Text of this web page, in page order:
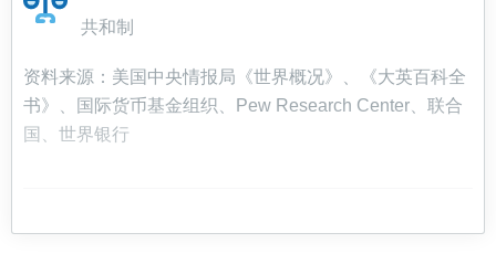
共和制
资料来源：美国中央情报局《世界概况》、《大英百科全
书》、国际货币基金组织、Pew Research Center、联合
国、世界银行